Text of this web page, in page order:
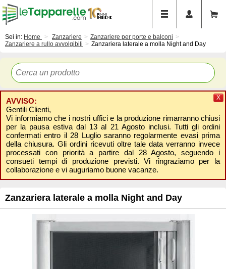
Sei in: Home Zanzariere
Zanzariere per porte e balconi
Zanzariere a rullo avvolgibili
Zanzariera laterale a molla Night and Day
AVVISO:
Gentili Clienti,
Vi informiamo che i nostri uffici e la produzione rimarranno chiusi
per la pausa estiva dal 13 al 21 Agosto inclusi. Tutti gli ordini
confermati entro il 28 Luglio saranno regolarmente evasi prima
della chiusura. Gli ordini ricevuti oltre tale data verranno invece
processati con priorità a partire dal 28 Agosto, seguendo i
consueti tempi di produzione previsti. Vi ringraziamo per la
collaborazione e vi auguriamo buone vacanze.
X
Zanzariera laterale a molla Night and Day